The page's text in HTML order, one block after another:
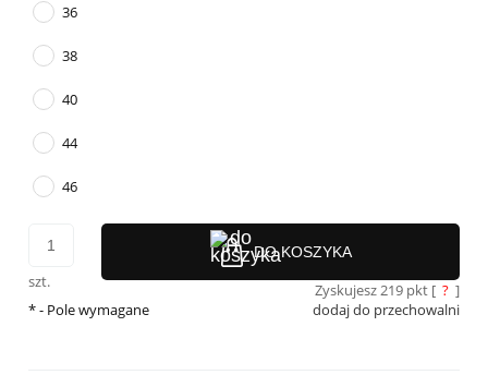
36
38
40
44
46
szt.
DO KOSZYKA
Zyskujesz219pkt [ ? ]
dodaj do przechowalni
*- Pole wymagane